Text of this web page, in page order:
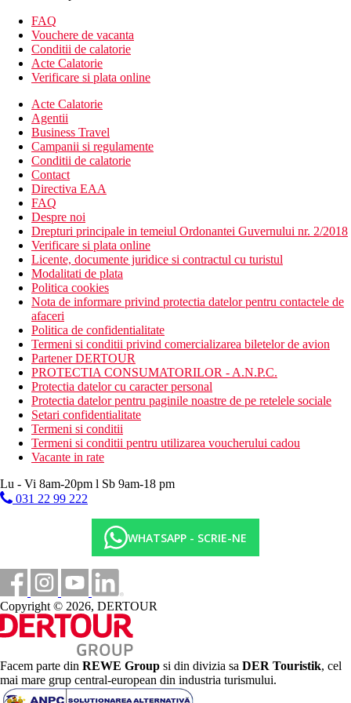
Descrierea hotelului
hol de intrare cu receptie
restaurantul principal
restaurant a la carte (arab)
bar in receptie
cafenea
Wi-Fi (gratuit)
piscina (sezlonguri, umbrele si prosoape gratuite)
casa de schimb valutar
salon de infrumusetare
frizerie
centru SPA
club pentru copii (pentru copii de la 4 la 12 ani)
fitness
2 terenuri de tenis
2 terenuri de squash
sala de conferinta
Descrierea camerei
Camera standard
aer conditionat controlat individual
telefon
TV cu receptie satelit
Wi-Fi (gratuit)
mini-bar
seif (gratuit)
sanitare proprii (baie, uscator de par, toaleta)
set pentru prepararea ceaiului si cafelei
balcon sau terasa
Cazare contra cost
Descrierea plajei
sezlonguri, umbrele si prosoape gratuite
Activitati gratuite
fitness
yoga
sauna
teren de tenis (echipament contra cost)
tenis de masa
squash (echipament contra cost)
Activitati contra cost
centru SPA
FAQ
Vouchere de vacanta
Conditii de calatorie
Acte Calatorie
Verificare si plata online
Acte Calatorie
Agentii
Business Travel
Campanii si regulamente
Conditii de calatorie
Contact
Directiva EAA
FAQ
Despre noi
Drepturi principale in temeiul Ordonantei Guvernului nr. 2/2018
Verificare si plata online
Licente, documente juridice si contractul cu turistul
Modalitati de plata
Politica cookies
Nota de informare privind protectia datelor pentru contactele de
afaceri
Politica de confidentialitate
Termeni si conditii privind comercializarea biletelor de avion
Partener DERTOUR
PROTECTIA CONSUMATORILOR - A.N.P.C.
Protectia datelor cu caracter personal
Protectia datelor pentru paginile noastre de pe retelele sociale
Setari confidentialitate
Termeni si conditii
Termeni si conditii pentru utilizarea voucherului cadou
Vacante in rate
Lu - Vi 8am-20pm l Sb 9am-18 pm
031 22 99 222
WHATSAPP - SCRIE-NE
Copyright © 2026, DERTOUR
Facem parte din REWE Group si din divizia sa DER Touristik, cel
mai mare grup central-european din industria turismului.